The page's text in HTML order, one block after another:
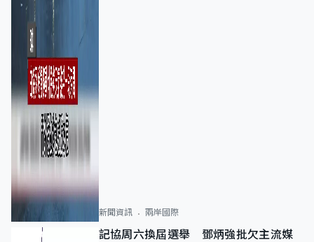
新聞資訊 兩岸國際
記協周六換屆選舉 鄧炳強批欠主流媒